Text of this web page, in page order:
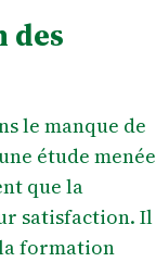
des
le manque de
étude menée
que la
satisfaction. Il
formation